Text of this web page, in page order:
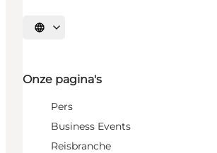
Selecteer taal
Onze pagina's
Pers
Business Events
Reisbranche